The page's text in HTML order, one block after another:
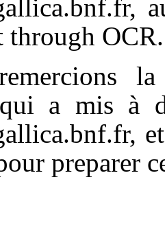
through OCR.
a mis à
preparer